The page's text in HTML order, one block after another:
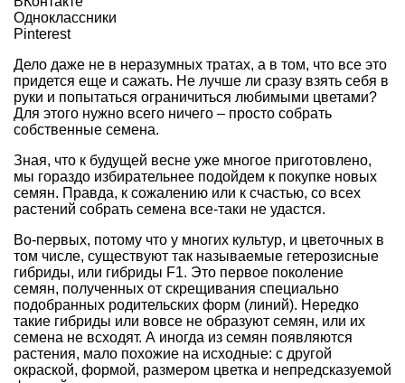
Одноклассники
Pinterest
Дело даже не в неразумных тратах, а в том, что все это
придется еще и сажать. Не лучше ли сразу взять себя в
руки и попытаться ограничиться любимыми цветами?
Для этого нужно всего ничего – просто собрать
собственные семена.
Зная, что к будущей весне уже многое приготовлено,
мы гораздо избирательнее подойдем к покупке новых
семян. Правда, к сожалению или к счастью, со всех
растений собрать семена все-таки не удастся.
Во-первых, потому что у многих культур, и цветочных в
том числе, существуют так называемые гетерозисные
гибриды, или гибриды F1. Это первое поколение
семян, полученных от скрещивания специально
подобранных родительских форм (линий). Нередко
такие гибриды или вовсе не образуют семян, или их
семена не всходят. А иногда из семян появляются
растения, мало похожие на исходные: с другой
окраской, формой, размером цветка и непредсказуемой